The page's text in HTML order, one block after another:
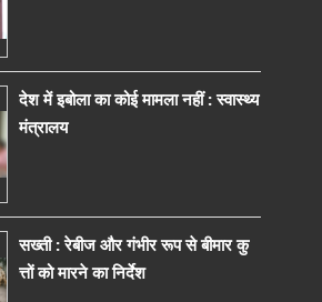
देश में इबोला का कोई मामला नहीं : स्वास्थ्य
मंत्रालय
सख्ती : रेबीज और गंभीर रूप से बीमार कु
त्तों को मारने का निर्देश